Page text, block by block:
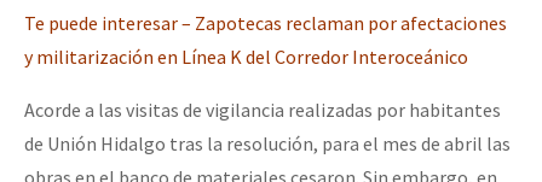
Te puede interesar – Zapotecas reclaman por afectaciones
y militarización en Línea K del Corredor Interoceánico
Acorde a las visitas de vigilancia realizadas por habitantes
de Unión Hidalgo tras la resolución, para el mes de abril las
obras en el banco de materiales cesaron. Sin embargo, en